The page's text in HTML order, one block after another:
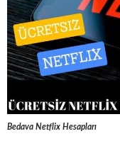
Bedava Netflix Hesapları